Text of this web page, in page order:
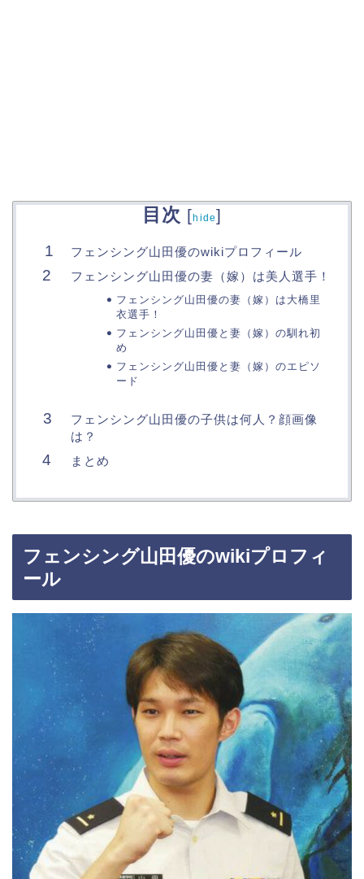
目次 [hide]
フェンシング山田優のwikiプロフィール
フェンシング山田優の妻（嫁）は美人選手！
フェンシング山田優の妻（嫁）は大橋里
衣選手！
フェンシング山田優と妻（嫁）の馴れ初
め
フェンシング山田優と妻（嫁）のエピソ
ード
フェンシング山田優の子供は何人？顔画像
は？
まとめ
フェンシング山田優のwikiプロフィ
ール